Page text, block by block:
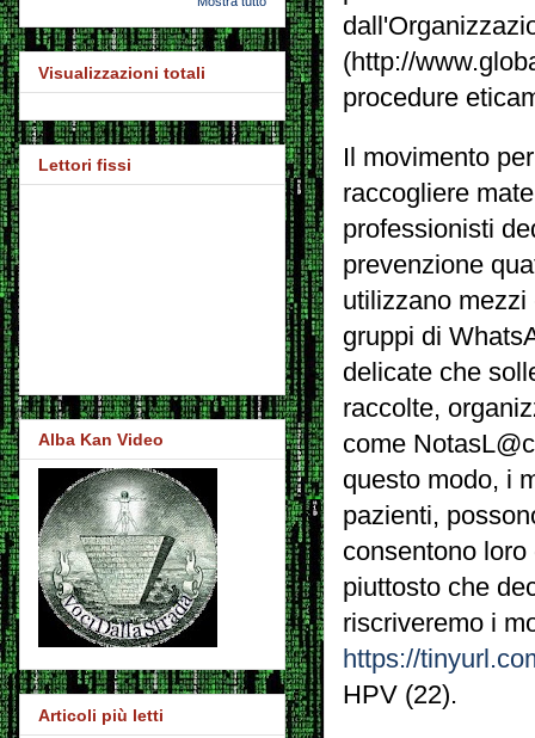
(http://
procedure
Il movimento
raccogliere
professionisti
prevenzione
utilizzano
gruppi di
delicate che
raccolte,
come
questo modo, i
pazienti,
consentono
piuttosto che
riscriveremo i
https://
HPV (22).
Visualizzazioni totali
Lettori fissi
Alba Kan Video
Articoli più letti